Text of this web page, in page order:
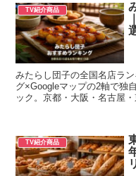
TV紹介商品
みたらし団子の全国名店ラ
グ×Googleマップの2軸で独
ック。京都・大阪・名古屋・
TV紹介商品